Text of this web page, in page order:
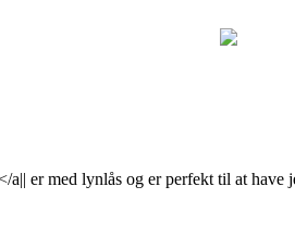
er med lynlås og er perfekt til at